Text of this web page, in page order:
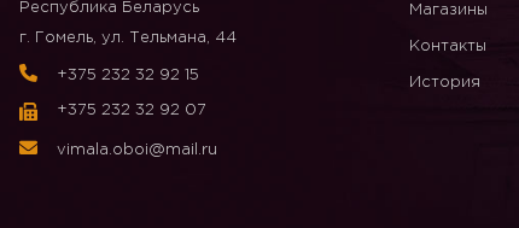
Республика Беларусь
г. Гомель, ул. Тельмана, 44
+375 232 32 92 15
+375 232 32 92 07
vimala.oboi@mail.ru
Магазины
Контакты
История